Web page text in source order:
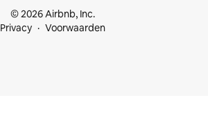
© 2026 Airbnb, Inc.
Privacy
Voorwaarden